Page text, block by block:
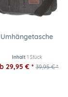
Umhängetasche
Inhalt 1 Stück
29,95 € * 39,95 € *